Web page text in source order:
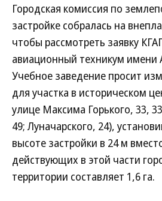
Городская комиссия по
застройке собралась на
чтобы рассмотреть заявку
авиационный техникум
Учебное заведение просит
для участка в историческом
улице Максима Горького, 33,
49; Луначарского, 24),
высоте застройки в 24 м
действующих в этой части
территории составляет 1,6 га.